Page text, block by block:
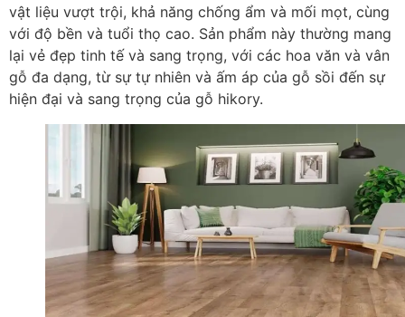
vật liệu vượt trội, khả năng chống ẩm và mối mọt, cùng
với độ bền và tuổi thọ cao. Sản phẩm này thường mang
lại vẻ đẹp tinh tế và sang trọng, với các hoa văn và vân
gỗ đa dạng, từ sự tự nhiên và ấm áp của gỗ sồi đến sự
hiện đại và sang trọng của gỗ hikory.